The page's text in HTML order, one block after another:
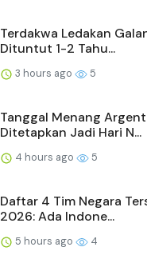
Terdakwa Ledakan
Dituntut 1-2 Tahu...
3 hours ago 5
Tanggal Menang
Ditetapkan Jadi Hari N...
4 hours ago 5
Daftar 4 Tim Negara
2026: Ada Indone...
5 hours ago 4